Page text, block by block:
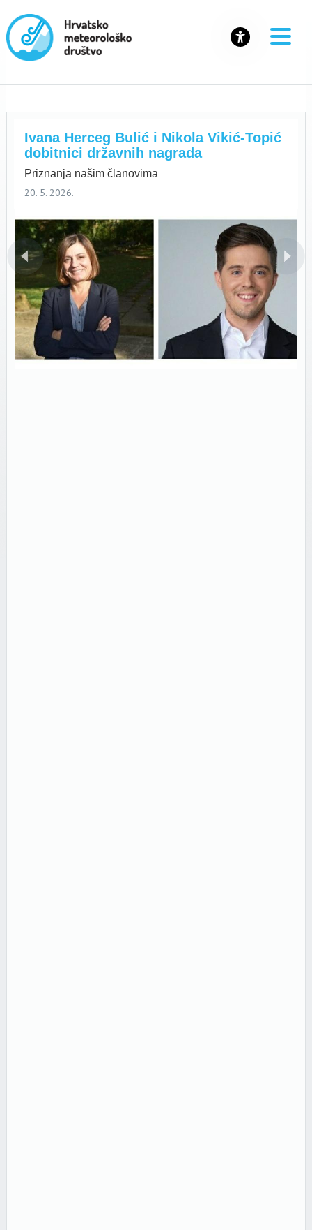
Ivana Herceg Bulić i Nikola Vikić-Topić
dobitnici državnih nagrada
Priznanja našim članovima
20. 5. 2026.